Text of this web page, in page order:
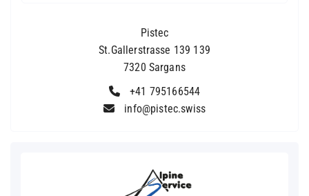
Pistec
St.Gallerstrasse 139 139
7320 Sargans
+41 795166544
info@pistec.swiss